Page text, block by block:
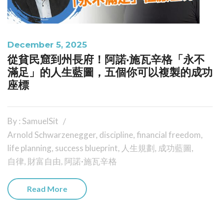
December 5, 2025
從貧民窟到州長府！阿諾·施瓦辛格「永不
滿足」的人生藍圖，五個你可以複製的成功
座標
By : SamuelSit
Arnold Schwarzenegger, discipline,financial freedom,
life planning, success blueprint, 人生規劃, 成功藍圖,
自律, 財富自由, 阿諾·施瓦辛格
Read More